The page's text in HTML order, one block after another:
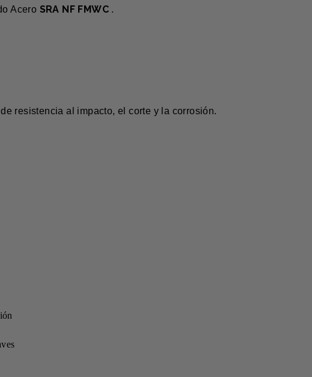
Acero SRA NF FMWC .
resistencia al impacto, el corte y la corrosión.